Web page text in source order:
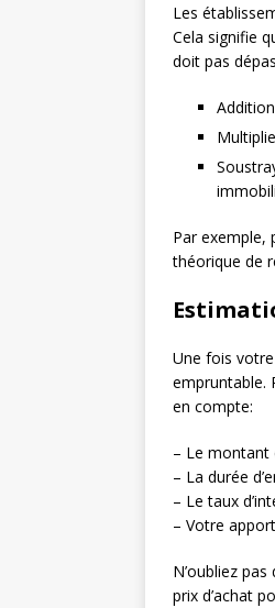
Les
Cela signifie
doit pas
Par exemple,
théorique de
Une fois
empruntable.
en compte:
– Le montant
– La durée
– Le taux
– Votre
N’oubliez
prix d’achat